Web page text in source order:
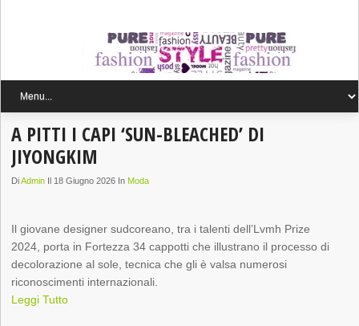
A PITTI I CAPI ‘SUN-BLEACHED’ DI
JIYONGKIM
DiAdmin Il 18 Giugno 2026 In Moda
Il giovane designer sudcoreano, tra i talenti dell’Lvmh Prize
2024, porta in Fortezza 34 cappotti che illustrano il processo di
decolorazione al sole, tecnica che gli è valsa numerosi
riconoscimenti internazionali.
Leggi Tutto